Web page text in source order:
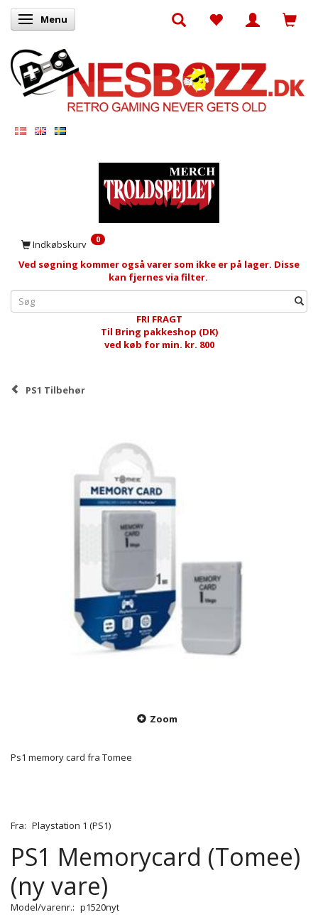
Skifte navigation
Menu
Indkøbskurv 0
Ved søgning kommer også varer som ikke er på lager. Disse
kan fjernes via filter.
FRI FRAGT
Til Bring pakkeshop (DK)
ved køb for min. kr. 800
PS1 Tilbehør
Zoom
Ps1 memory card fra Tomee
Fra: Playstation 1 (PS1)
PS1 Memorycard (Tomee)
(ny vare)
Model/varenr.: p1520nyt